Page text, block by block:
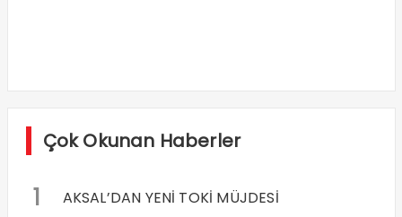
Çok Okunan Haberler
1 AKSAL’DAN YENİ TOKİ MÜJDESİ